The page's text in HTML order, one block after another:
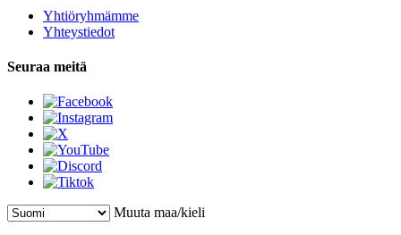
Yhtiöryhmämme
Yhteystiedot
Seuraa meitä
Muuta maa/kieli